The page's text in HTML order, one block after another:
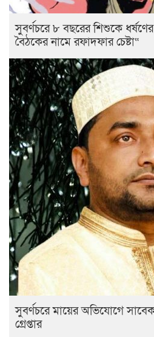
সুবর্ণচরে ৮ বছরের শিশুকে
বৈঠকের নামে রফাদফার চেষ্টা“
সুবর্ণচরে মায়ের অভিযোগে
গ্রেপ্তার